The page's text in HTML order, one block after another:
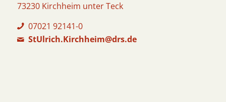
73230 Kirchheim unter Teck
07021 92141-0
StUlrich.Kirchheim@drs.de